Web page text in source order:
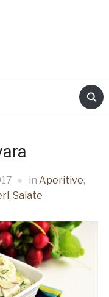
in Aperitive,
, Salate